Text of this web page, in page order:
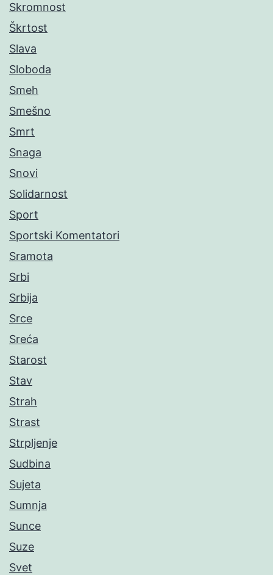
Skromnost
Škrtost
Slava
Sloboda
Smeh
Smešno
Smrt
Snaga
Snovi
Solidarnost
Sport
Sportski Komentatori
Sramota
Srbi
Srbija
Srce
Sreća
Starost
Stav
Strah
Strast
Strpljenje
Sudbina
Sujeta
Sumnja
Sunce
Suze
Svet